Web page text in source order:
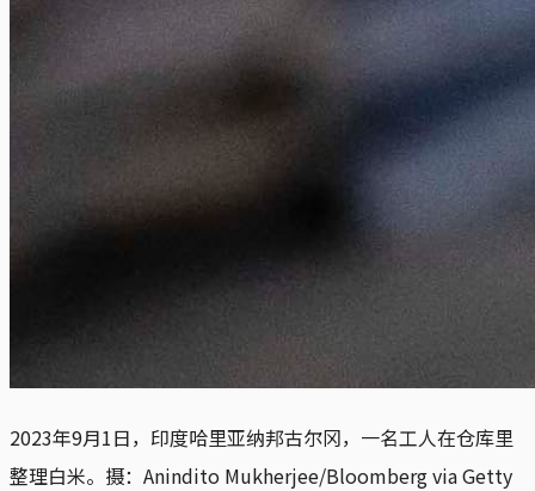
2023年9月1日，印度哈里亚纳邦古尔冈，一名工人在仓库里
整理白米。摄：Anindito Mukherjee/Bloomberg via Getty